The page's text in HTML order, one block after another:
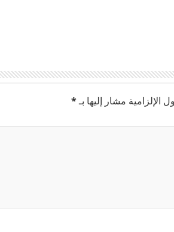
الإلزامية مشار إليها بـ*